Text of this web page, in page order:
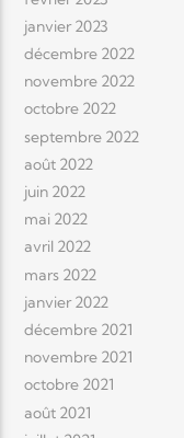
janvier 2023
décembre 2022
novembre 2022
octobre 2022
septembre 2022
août 2022
juin 2022
mai 2022
avril 2022
mars 2022
janvier 2022
décembre 2021
novembre 2021
octobre 2021
août 2021